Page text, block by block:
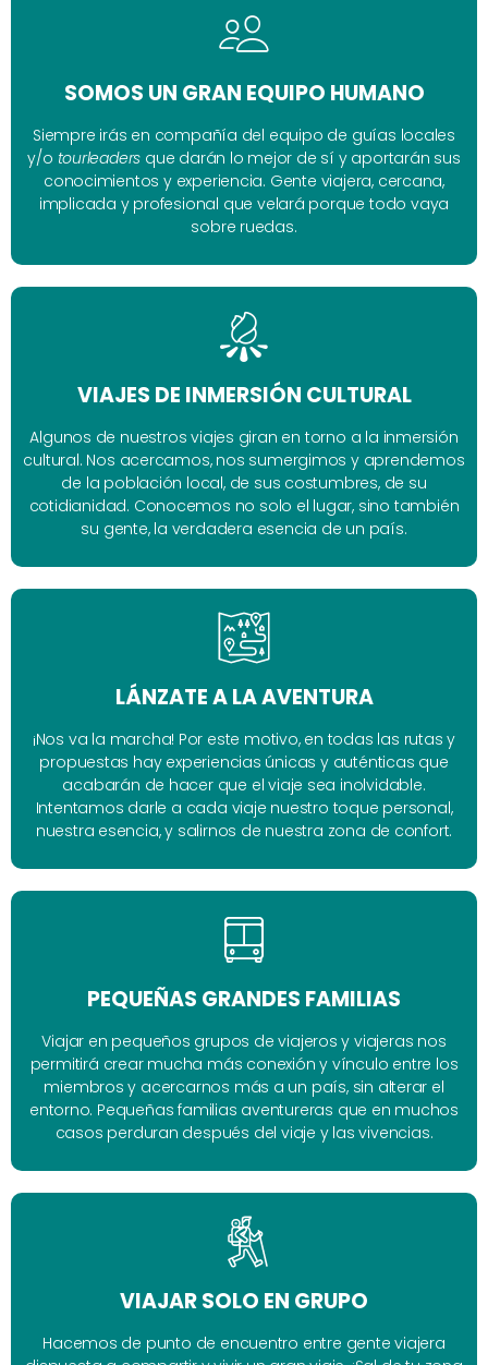
SOMOS UN GRAN EQUIPO HUMANO
Siempre irás en compañía del equipo de guías locales
y/o tourleaders que darán lo mejor de sí y aportarán sus
conocimientos y experiencia. Gente viajera, cercana,
implicada y profesional que velará porque todo vaya
sobre ruedas.
VIAJES DE INMERSIÓN CULTURAL
Algunos de nuestros viajes giran en torno a la inmersión
cultural. Nos acercamos, nos sumergimos y aprendemos
de la población local, de sus costumbres, de su
cotidianidad. Conocemos no solo el lugar, sino también
su gente, la verdadera esencia de un país.
LÁNZATE A LA AVENTURA
¡Nos va la marcha! Por este motivo, en todas las rutas y
propuestas hay experiencias únicas y auténticas que
acabarán de hacer que el viaje sea inolvidable.
Intentamos darle a cada viaje nuestro toque personal,
nuestra esencia, y salirnos de nuestra zona de confort.
PEQUEÑAS GRANDES FAMILIAS
Viajar en pequeños grupos de viajeros y viajeras nos
permitirá crear mucha más conexión y vínculo entre los
miembros y acercarnos más a un país, sin alterar el
entorno. Pequeñas familias aventureras que en muchos
casos perduran después del viaje y las vivencias.
VIAJAR SOLO EN GRUPO
Hacemos de punto de encuentro entre gente viajera